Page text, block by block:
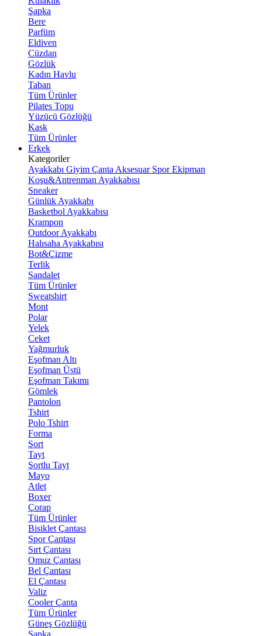
Şapka
Bere
Parfüm
Eldiven
Cüzdan
Gözlük
Kadın Havlu
Taban
Tüm Ürünler
Pilates Topu
Yüzücü Gözlüğü
Kask
Tüm Ürünler
Erkek
Kategoriler
Ayakkabı Giyim Çanta Aksesuar Spor Ekipman
Koşu&Antrenman Ayakkabısı
Sneaker
Günlük Ayakkabı
Basketbol Ayakkabısı
Krampon
Outdoor Ayakkabı
Halısaha Ayakkabısı
Bot&Çizme
Terlik
Sandalet
Tüm Ürünler
Sweatshirt
Mont
Polar
Yelek
Ceket
Yağmurluk
Eşofman Altı
Eşofman Üstü
Eşofman Takımı
Gömlek
Pantolon
Tshirt
Polo Tshirt
Forma
Şort
Tayt
Şortlu Tayt
Mayo
Atlet
Boxer
Çorap
Tüm Ürünler
Bisiklet Çantası
Spor Çantası
Sırt Çantası
Omuz Çantası
Bel Çantası
El Çantası
Valiz
Cooler Çanta
Tüm Ürünler
Güneş Gözlüğü
Şapka